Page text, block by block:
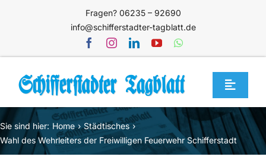
Fragen? 06235 – 92690
info@schifferstadter-tagblatt.de
Toggle
Home
Themen
Sie sind hier: Home
Städtisches
Wahl des Wehrleiters der Freiwilligen Feuerwehr Schifferstadt